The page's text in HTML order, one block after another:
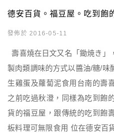
德安百貨。福豆屋。吃到飽
發佈於 2016-05-11
壽喜燒在日文又名「鋤焼き」
製肉類調味的方式以醬油/糖/味
生雞蛋及蘿蔔泥食用台南的壽
之前吃過秋澄，同樣為吃到飽
貨的福豆屋，跟傳統的吃到飽
板料理可無限食用 位在德安百